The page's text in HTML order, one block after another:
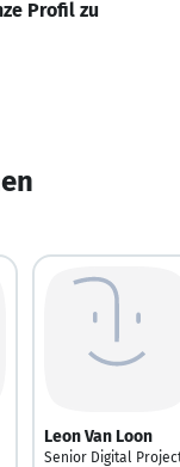
Profil zu
Leon Van Loon
Senior Digital